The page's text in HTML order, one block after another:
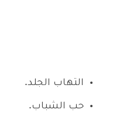
التهاب الجلد.
حب الشباب.